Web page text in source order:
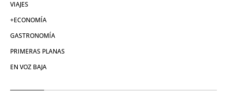
VIAJES
+ECONOMÍA
GASTRONOMÍA
PRIMERAS PLANAS
EN VOZ BAJA